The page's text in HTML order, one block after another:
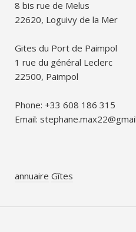
8 bis rue de Melus
22620, Loguivy de la Mer
Gites du Port de Paimpol
1 rue du général Leclerc
22500, Paimpol
Phone: +33 608 186 315
Email:
annuaire Gîtes